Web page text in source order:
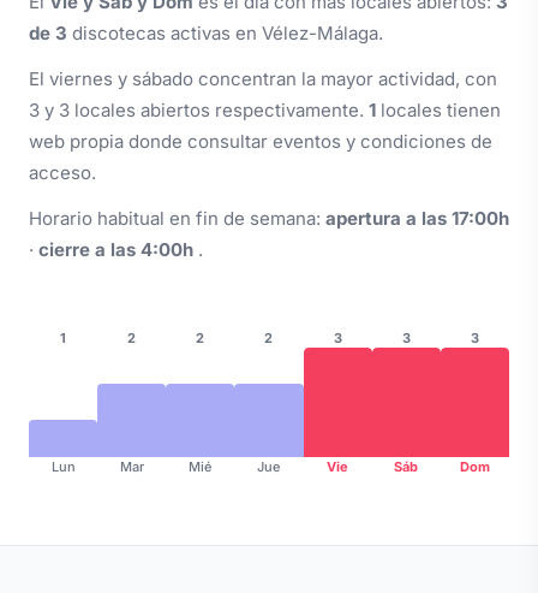
de 3 discotecas activas en Vélez-Málaga.
El viernes y sábado concentran la mayor actividad, con
3 y 3 locales abiertos respectivamente. 1 locales tienen
web propia donde consultar eventos y condiciones de
acceso.
Horario habitual en fin de semana: apertura a las 17:00h
· cierre a las 4:00h .
1
Lun
2
Mar
2
Mié
2
Jue
3
Vie
3
Sáb
3
Dom